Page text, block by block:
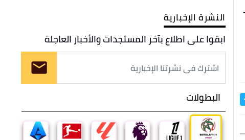
النشرة الإخبارية
ابقوا على اطلاع بآخر المستجدات والأخبار العاجلة
البطولات